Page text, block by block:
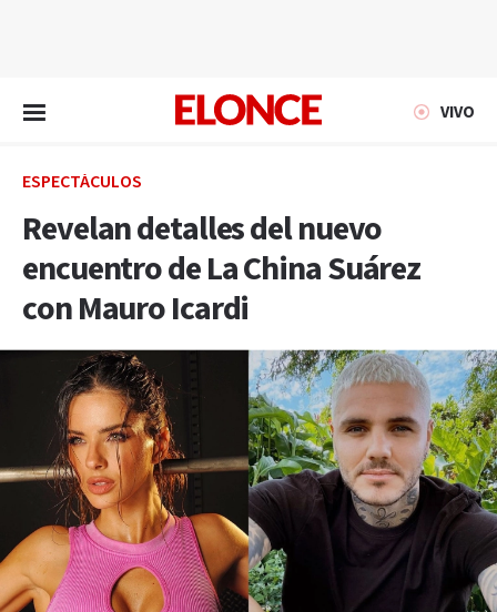
VIVO
ESPECTÁCULOS
Revelan detalles del nuevo
encuentro de La China Suárez
con Mauro Icardi